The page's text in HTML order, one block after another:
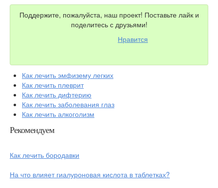
Поддержите, пожалуйста, наш проект! Поставьте лайк и
поделитесь с друзьями!
Нравится
Как лечить эмфизему легких
Как лечить плеврит
Как лечить дифтерию
Как лечить заболевания глаз
Как лечить алкоголизм
Рекомендуем
Как лечить бородавки
На что влияет гиалуроновая кислота в таблетках?